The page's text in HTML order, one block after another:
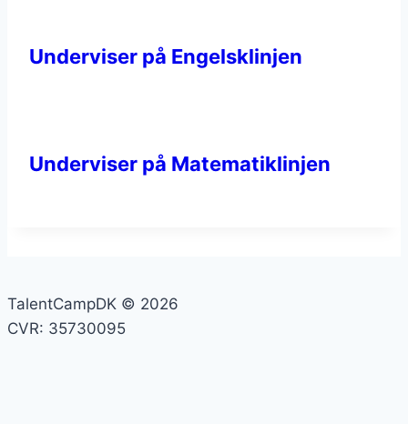
Underviser på Engelsklinjen
Underviser på Matematiklinjen
TalentCampDK © 2026
CVR: 35730095